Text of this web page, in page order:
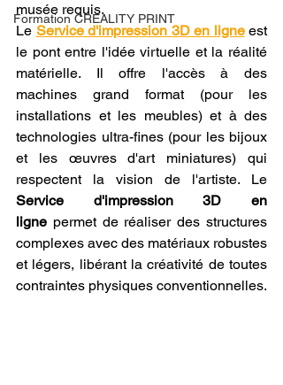
Formation CREALITY PRINT
musée requis.
Le Service d'impression 3D en ligne est
le pont entre l'idée virtuelle et la réalité
matérielle. Il offre l'accès à des
machines grand format (pour les
installations et les meubles) et à des
technologies ultra-fines (pour les bijoux
et les œuvres d'art miniatures) qui
Service d'impression 3D en
ligne permet de réaliser des structures
complexes avec des matériaux robustes
et légers, libérant la créativité de toutes
contraintes physiques conventionnelles.